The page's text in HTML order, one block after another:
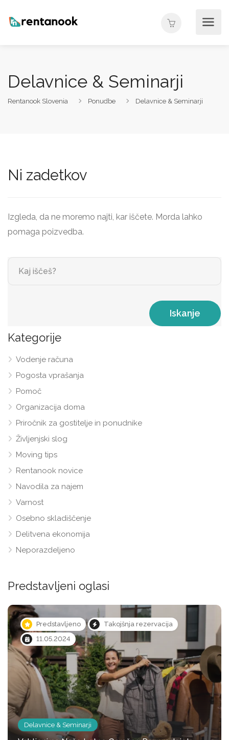
Delavnice & Seminarji
Rentanook Slovenia Ponudbe Delavnice & Seminarji
Ni zadetkov
Izgleda, da ne moremo najti, kar iščete. Morda lahko
pomaga poizvedba.
Iskanje
Kategorije
Vodenje računa
Pogosta vprašanja
Pomoč
Organizacija doma
Priročnik za gostitelje in ponudnike
Življenjski slog
Moving tips
Rentanook novice
Navodila za najem
Varnost
Osebno skladiščenje
Delitvena ekonomija
Neporazdeljeno
Predstavljeni oglasi
Predstavljeno
Takojšnja rezervacija
11.05.2024
Delavnice & Seminarji